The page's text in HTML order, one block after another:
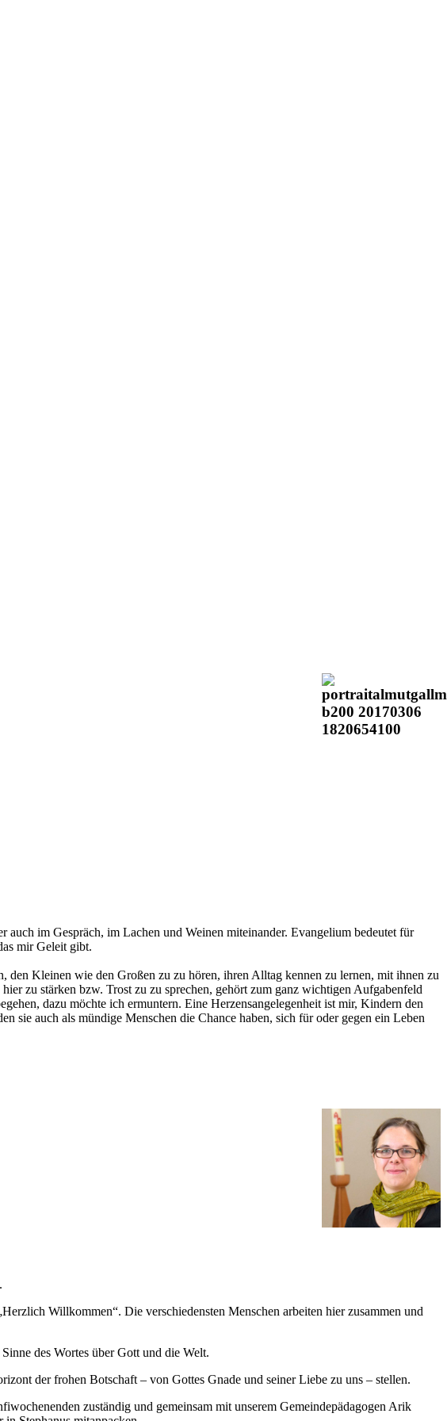
im Gespräch, im Lachen und Weinen miteinander. Evangelium bedeutet für
mir Geleit gibt.
den Kleinen wie den Großen zu zu hören, ihren Alltag kennen zu lernen, mit ihnen zu
zu stärken bzw. Trost zu zu sprechen, gehört zum ganz wichtigen Aufgabenfeld
dazu möchte ich ermuntern. Eine Herzensangelegenheit ist mir, Kindern den
sie auch als mündige Menschen die Chance haben, sich für oder gegen ein Leben
Willkommen“. Die verschiedensten Menschen arbeiten hier zusammen und
des Wortes über Gott und die Welt.
der frohen Botschaft – von Gottes Gnade und seiner Liebe zu uns – stellen.
zuständig und gemeinsam mit unserem Gemeindepädagogen Arik